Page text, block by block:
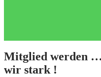
Mitglied werden
wir stark !